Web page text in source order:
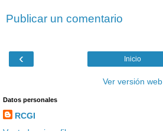
Publicar un comentario
‹ Inicio
Ver versión web
Datos personales
RCGI